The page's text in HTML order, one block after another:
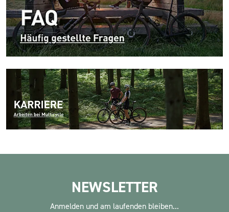
NEWSLETTER
Anmelden und am laufenden bleiben...